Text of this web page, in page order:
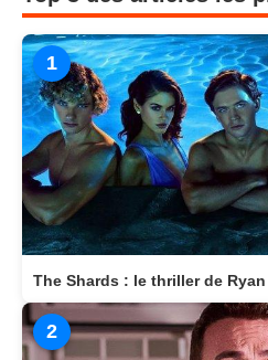
1
2